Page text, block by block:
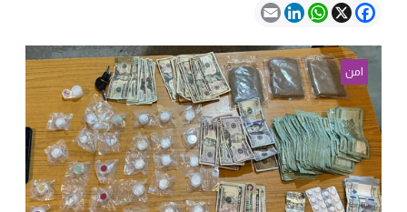
Facebook
X
WhatsApp
LinkedIn
Email
امن